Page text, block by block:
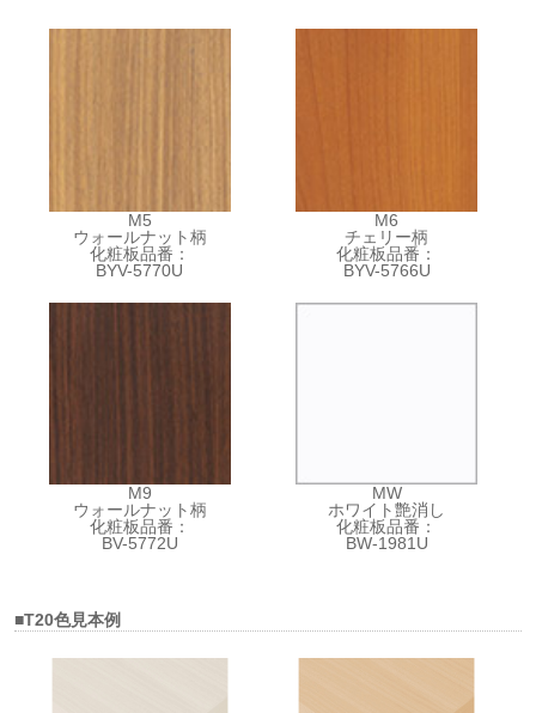
M5
ウォールナット柄
化粧板品番：
BYV-5770U
M6
チェリー柄
化粧板品番：
BYV-5766U
M9
ウォールナット柄
化粧板品番：
BV-5772U
MW
ホワイト艶消し
化粧板品番：
BW-1981U
■T20色見本例